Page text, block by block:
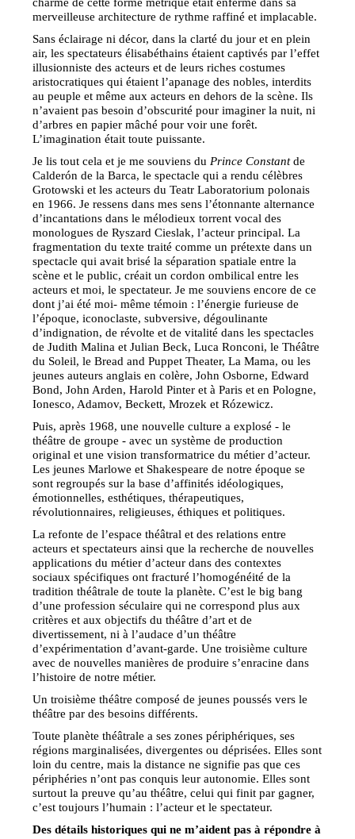
merveilleuse architecture de rythme raffiné et implacable.
Sans éclairage ni décor, dans la clarté du jour et en plein
air, les spectateurs élisabéthains étaient captivés par l’effet
illusionniste des acteurs et de leurs riches costumes
aristocratiques qui étaient l’apanage des nobles, interdits
au peuple et même aux acteurs en dehors de la scène. Ils
n’avaient pas besoin d’obscurité pour imaginer la nuit, ni
d’arbres en papier mâché pour voir une forêt.
L’imagination était toute puissante.
Je lis tout cela et je me souviens du Prince Constantde
Calderón de la Barca, le spectacle qui a rendu célèbres
Grotowski et les acteurs du Teatr Laboratorium polonais
en 1966. Je ressens dans mes sens l’étonnante alternance
d’incantations dans le mélodieux torrent vocal des
monologues de Ryszard Cieslak, l’acteur principal. La
fragmentation du texte traité comme un prétexte dans un
spectacle qui avait brisé la séparation spatiale entre la
scène et le public, créait un cordon ombilical entre les
acteurs et moi, le spectateur. Je me souviens encore de ce
dont j’ai été moi- même témoin : l’énergie furieuse de
l’époque, iconoclaste, subversive, dégoulinante
d’indignation, de révolte et de vitalité dans les spectacles
de Judith Malina et Julian Beck, Luca Ronconi, le Théâtre
du Soleil, le Bread and Puppet Theater, La Mama, ou les
jeunes auteurs anglais en colère, John Osborne, Edward
Bond, John Arden, Harold Pinter et à Paris et en Pologne,
Ionesco, Adamov, Beckett, Mrozek et Rózewicz.
Puis, après 1968, une nouvelle culture a explosé - le
théâtre de groupe - avec un système de production
original et une vision transformatrice du métier d’acteur.
Les jeunes Marlowe et Shakespeare de notre époque se
sont regroupés sur la base d’affinités idéologiques,
émotionnelles, esthétiques, thérapeutiques,
révolutionnaires, religieuses, éthiques et politiques.
La refonte de l’espace théâtral et des relations entre
acteurs et spectateurs ainsi que la recherche de nouvelles
applications du métier d’acteur dans des contextes
sociaux spécifiques ont fracturé l’homogénéité de la
tradition théâtrale de toute la planète. C’est le big bang
d’une profession séculaire qui ne correspond plus aux
critères et aux objectifs du théâtre d’art et de
divertissement, ni à l’audace d’un théâtre
d’expérimentation d’avant-garde. Une troisième culture
avec de nouvelles manières de produire s’enracine dans
l’histoire de notre métier.
Un troisième théâtre composé de jeunes poussés vers le
théâtre par des besoins différents.
Toute planète théâtrale a ses zones périphériques, ses
régions marginalisées, divergentes ou déprisées. Elles sont
loin du centre, mais la distance ne signifie pas que ces
périphéries n’ont pas conquis leur autonomie. Elles sont
surtout la preuve qu’au théâtre, celui qui finit par gagner,
c’est toujours l’humain : l’acteur et le spectateur.
Des détails historiques qui ne m’aident pas à répondre à